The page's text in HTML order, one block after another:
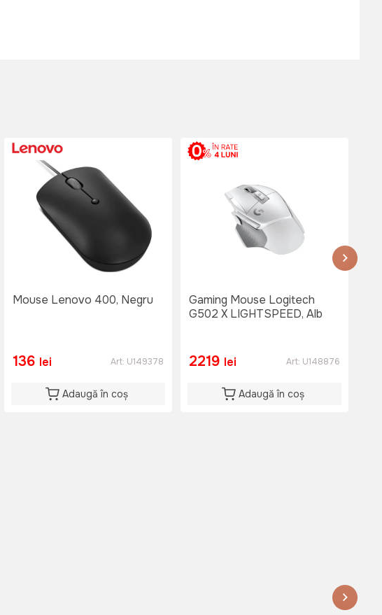
Mouse Lenovo 400, Negru
136 lei Art: U149378
Adaugă în coș
Gaming Mouse Logitech
G502 X LIGHTSPEED, Alb
2219 lei Art: U148876
Adaugă în coș